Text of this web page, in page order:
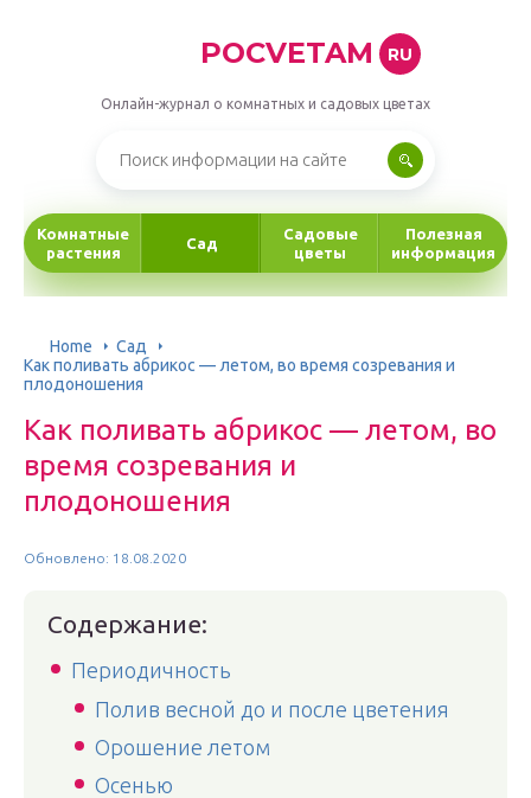
POCVETAM RU
Онлайн-журнал о комнатных и садовых цветах
Комнатные
растения
Сад
Садовые
цветы
Полезная
информация
Home
Сад
Как поливать абрикос — летом, во время созревания и
плодоношения
Как поливать абрикос — летом, во
время созревания и
плодоношения
Обновлено: 18.08.2020
Содержание:
Периодичность
Полив весной до и после цветения
Орошение летом
Осенью